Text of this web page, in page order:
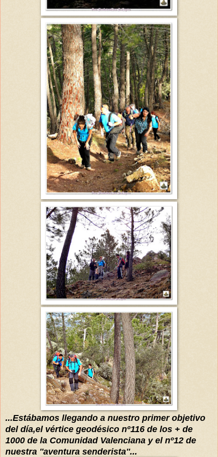
...Estábamos llegando a nuestro primer objetivo
del día,el vértice geodésico nº116 de los + de
1000 de la Comunidad Valenciana y el nº12 de
nuestra ''aventura senderista''...